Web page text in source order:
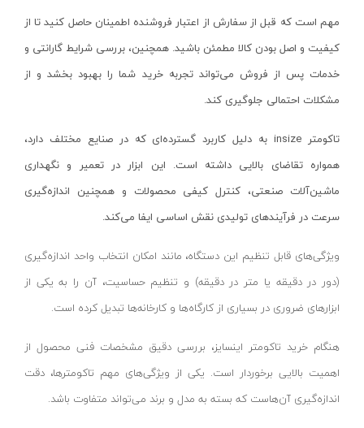
گریس پمپ
گریس پمپ سطلی
درجه باد
جوش لوله سبز
تینر
اورینگ تست لوله
دستگاه های هیدرواستاتیک
انواع دستگاه پمپ
ابزار مکانیکی و تعمیرگاهی
ساکشن روغن
برانکارد تعمیرگاهی
فردان الکتریک- FARDAN ELECTRIC
انگاره- ENGAREH
لگرند- LEGRAND
کینگ سو- KINGSO
آریا- ARYA
ام وی سی- MVC
ام تی- MT
آسیا-ASYA
سولونیکس- SOLONIX
بیلیان- BAILIAN
سی ان سی- CNC
زرد-قهوه ای
مهم است که قبل از سفارش از اعتبار فروشنده اطمینان حاصل کنید تا از
کیفیت و اصل بودن کالا مطمئن باشید. همچنین، بررسی شرایط گارانتی و
خدمات پس از فروش می‌تواند تجربه خرید شما را بهبود بخشد و از
مشکلات احتمالی جلوگیری کند.
تاکومتر insize به دلیل کاربرد گسترده‌ای که در صنایع مختلف دارد،
همواره تقاضای بالایی داشته است. این ابزار در تعمیر و نگهداری
ماشین‌آلات صنعتی، کنترل کیفی محصولات و همچنین اندازه‌گیری
سرعت در فرآیندهای تولیدی نقش اساسی ایفا می‌کند.
ویژگی‌های قابل تنظیم این دستگاه، مانند امکان انتخاب واحد اندازه‌گیری
(دور در دقیقه یا متر در دقیقه) و تنظیم حساسیت، آن را به یکی از
ابزارهای ضروری در بسیاری از کارگاه‌ها و کارخانه‌ها تبدیل کرده است.
هنگام خرید تاکومتر اینسایز، بررسی دقیق مشخصات فنی محصول از
اهمیت بالایی برخوردار است. یکی از ویژگی‌های مهم تاکومترها، دقت
اندازه‌گیری آن‌هاست که بسته به مدل و برند می‌تواند متفاوت باشد.